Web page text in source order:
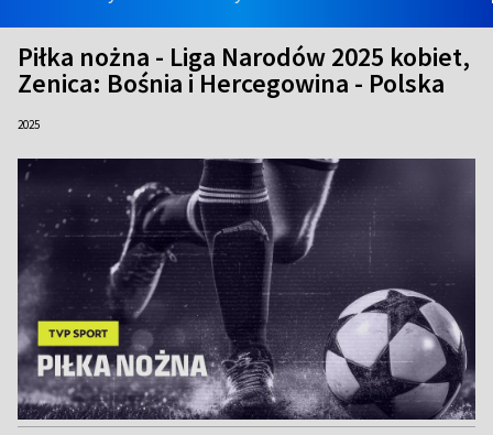
Piłka nożna - Liga Narodów 2025 kobiet,
Zenica: Bośnia i Hercegowina - Polska
2025